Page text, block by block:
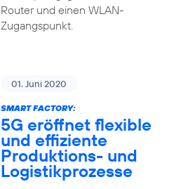
Router und einen WLAN-
Zugangspunkt.
01. Juni 2020
SMART FACTORY:
5G eröffnet flexible
und effiziente
Produktions- und
Logistikprozesse